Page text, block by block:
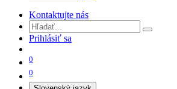
Kontaktujte nás
Prihlásiť sa
0
0